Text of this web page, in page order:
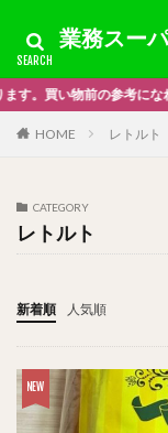
業務スー
しいです。私的要素多
HOME レトルト
CATEGORY
レトルト
新着順 人気順